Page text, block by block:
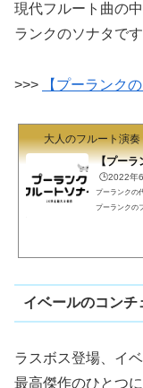
現代フルート曲の
ランクのソナタです
>>> 【プーランク
大人のフルート演奏
【プーラ
🕒️2022年
プーランクの
プーランクの
イベールのコンチ
ラスボス登場、イ
最高傑作のひとつ